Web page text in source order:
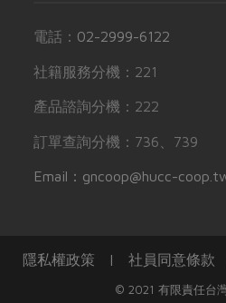
電話： 02-2999-6122
社籍服務分機：221
產品諮詢分機：222
訂單查詢分機：736、739
Email：gncoop@hucc-
隱私權政策 | 社員同意條款
© 2021 有限責任台